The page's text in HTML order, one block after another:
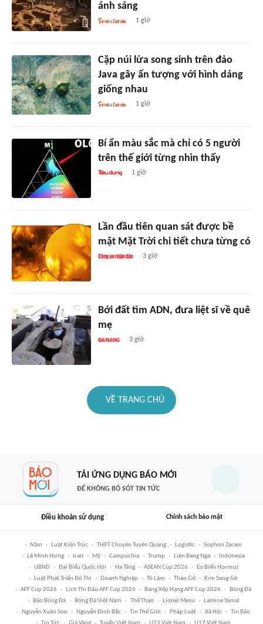
ánh sáng
1 giờ
Cặp núi lửa song sinh trên đảo
Java gây ấn tượng với hình dáng
giống nhau
1 giờ
Bí ẩn màu sắc mà chỉ có 5 người
trên thế giới từng nhìn thấy
1 giờ
Lần đầu tiên quan sát được bề
mặt Mặt Trời chi tiết chưa từng có
3 giờ
Bới đất tìm ADN, đưa liệt sĩ về quê
mẹ
3 giờ
VỀ TRANG CHỦ
TẢI ỨNG DỤNG BÁO MỚI
ĐỂ KHÔNG BỎ SÓT TIN TỨC
Điều khoản sử dụng Chính sách bảo mật
Năm Luật Kiến Trúc THPT Chuyên Tuyên Quang Logistic
Sophon Zaram
Lê Minh Hưng
Iran Mỹ Campuchia Trump Liên Bang Nga
Indonesia
UBND
Đại Biểu Quốc Hội Hạ Tầng ASEAN Cup 2026
Eo Biển Hormuz
Luật Phát Triển Đô Thị
Doanh Nghiệp Tô Lâm Tháo Gỡ
Kim Sang-Sik
AFF Cup 2026
Lịch Thi Đấu AFF Cup 2026 Bảng Xếp Hạng AFF Cup 2026
Bóng Đá
Báo Bóng Đá
Bóng Đá Việt Nam Thể Thao Lionel Messi
Lamine Yamal
Nguyễn Xuân Son
Nguyễn Đình Bắc Tin Thế Giới Pháp Luật Xã Hội
Tin Bão